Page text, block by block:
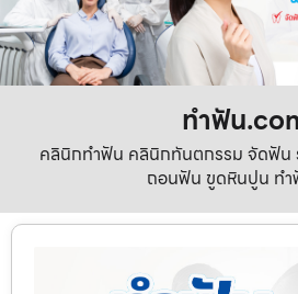
ทําฟัน
คลินิกทำฟัน คลินิกทันตกรรม จัดฟัน
ถอนฟัน ขูดหินปูน ท